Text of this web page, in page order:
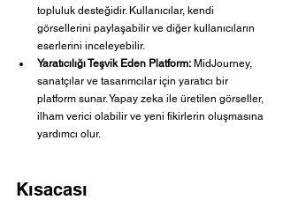
topluluk desteğidir. Kullanıcılar, kendi
görsellerini paylaşabilir ve diğer kullanıcıların
eserlerini inceleyebilir.
Yaratıcılığı Teşvik Eden Platform: MidJourney,
sanatçılar ve tasarımcılar için yaratıcı bir
platform sunar. Yapay zeka ile üretilen görseller,
ilham verici olabilir ve yeni fikirlerin oluşmasına
yardımcı olur.
Kısacası